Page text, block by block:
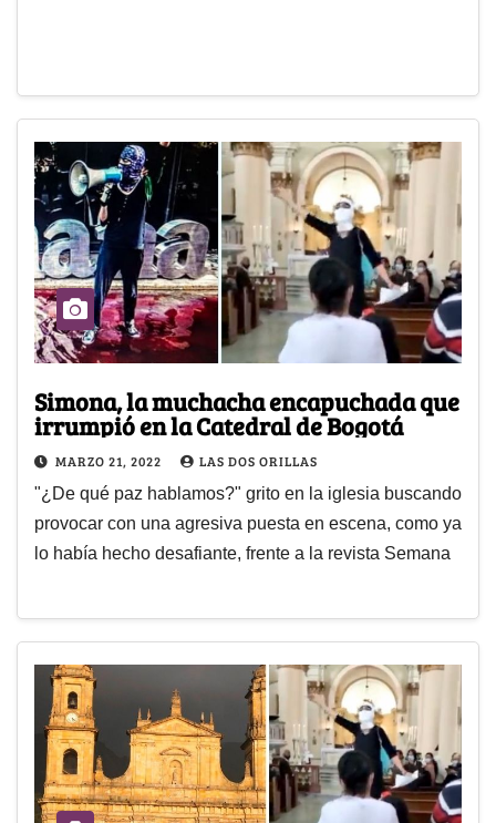
Simona, la muchacha encapuchada que
irrumpió en la Catedral de Bogotá
MARZO 21, 2022 LAS DOS ORILLAS
"¿De qué paz hablamos?" grito en la iglesia buscando
provocar con una agresiva puesta en escena, como ya
lo había hecho desafiante, frente a la revista Semana